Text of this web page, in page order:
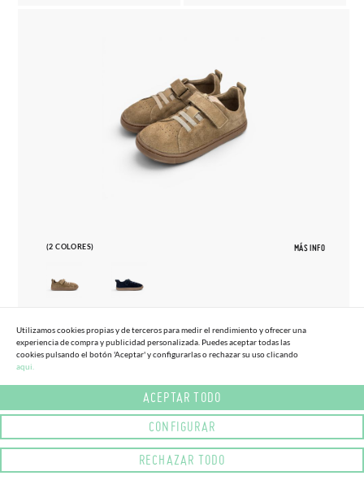
(2 COLORES) MÁS INFO
27 33
ZAPATILLAS BLANDITOS SERRAJE
Utilizamos cookies propias y de terceros para medir el rendimiento y ofrecer una
experiencia de compra y publicidad personalizada. Puedes aceptar todas las
cookies pulsando el botón 'Aceptar' y configurarlas o rechazar su uso clicando
aqui.
ACEPTAR TODO
CONFIGURAR
RECHAZAR TODO